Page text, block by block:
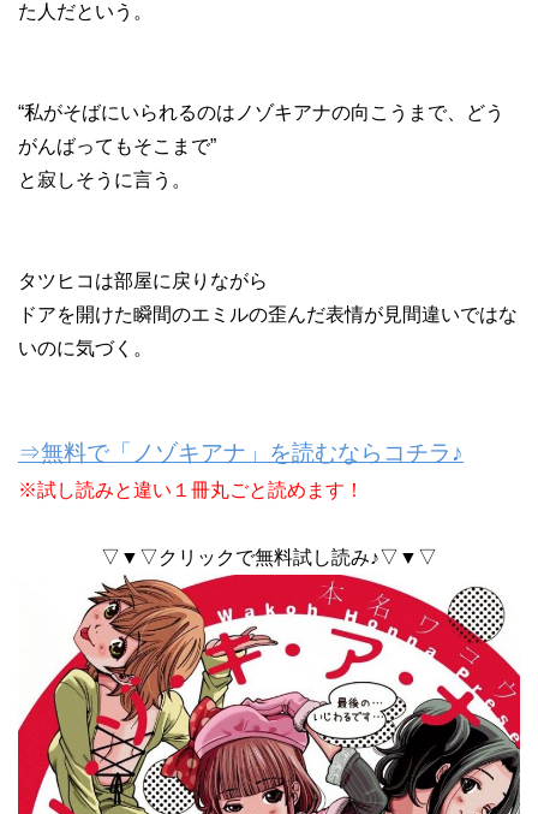
た人だという。
“私がそばにいられるのはノゾキアナの向こうまで、どう
がんばってもそこまで”
と寂しそうに言う。
タツヒコは部屋に戻りながら
ドアを開けた瞬間のエミルの歪んだ表情が見間違いではな
いのに気づく。
⇒無料で「ノゾキアナ」を読むならコチラ♪
※試し読みと違い１冊丸ごと読めます！
▽▼▽クリックで無料試し読み♪▽▼▽